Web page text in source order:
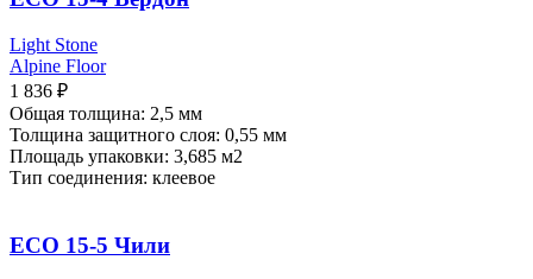
Light Stone
Alpine Floor
1 836 ₽
Общая толщина: 2,5 мм
Толщина защитного слоя: 0,55 мм
Площадь упаковки: 3,685 м2
Тип соединения: клеевое
ECO 15-5 Чили